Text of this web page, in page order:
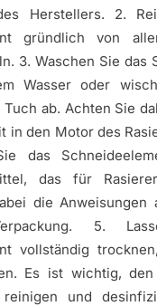
Herstellers. 2.
gründlich von
3. Waschen Sie das
Wasser oder
ab. Achten Sie
in den Motor des
das
das für
die Anweisungen
5.
vollständig
Es ist wichtig, den
und